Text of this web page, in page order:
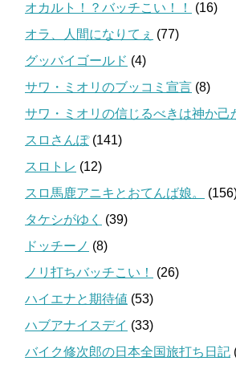
オカルト！？バッチこい！！
(16)
オラ、人間になりてぇ (77)
グッバイゴールド (4)
サワ・ミオリのブッコミ宣言 (8)
サワ・ミオリの信じるべきは神か己
スロさんぽ(141)
スロトレ (12)
スロ馬鹿アニキとおてんば娘。
タケシがゆく
(39)
ドッチーノ (8)
ノリ打ちバッチこい！
(26)
ハイエナと期待値 (53)
ハブアナイスデイ (33)
バイク修次郎の日本全国旅打ち日記